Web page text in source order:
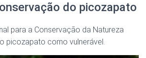
do picozapato
para a Conservação da Natureza
picozapato como vulnerável.